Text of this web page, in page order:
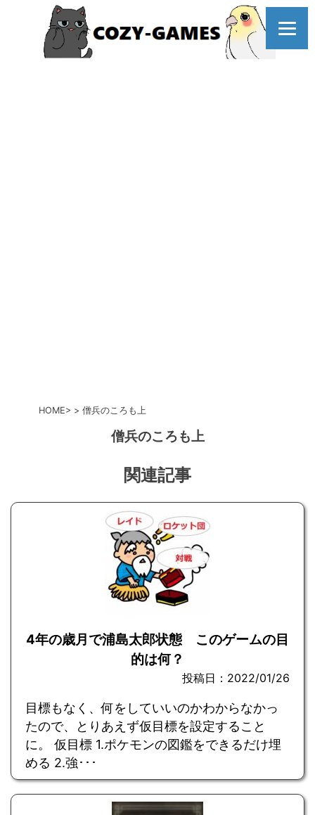
HOME 僧兵のころも上
僧兵のころも上
関連記事
4年の歳月で浦島太郎状態 このゲームの目
的は何？
投稿日：2022/01/26
目標もなく、何をしていいのかわからなかっ
たので、とりあえず仮目標を設定すること
に。 仮目標 1.ポケモンの図鑑をできるだけ埋
める 2.強･･･